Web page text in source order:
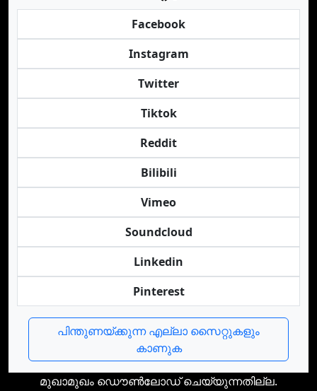
Facebook
Instagram
Twitter
Tiktok
Reddit
Bilibili
Vimeo
Soundcloud
Linkedin
Pinterest
പിന്തുണയ്ക്കുന്ന എല്ലാ സൈറ്റുകളും
കാണുക
മുഖാമുഖം ഡൌണ്‍ലോഡ് ചെയ്യുന്നതില്ല.